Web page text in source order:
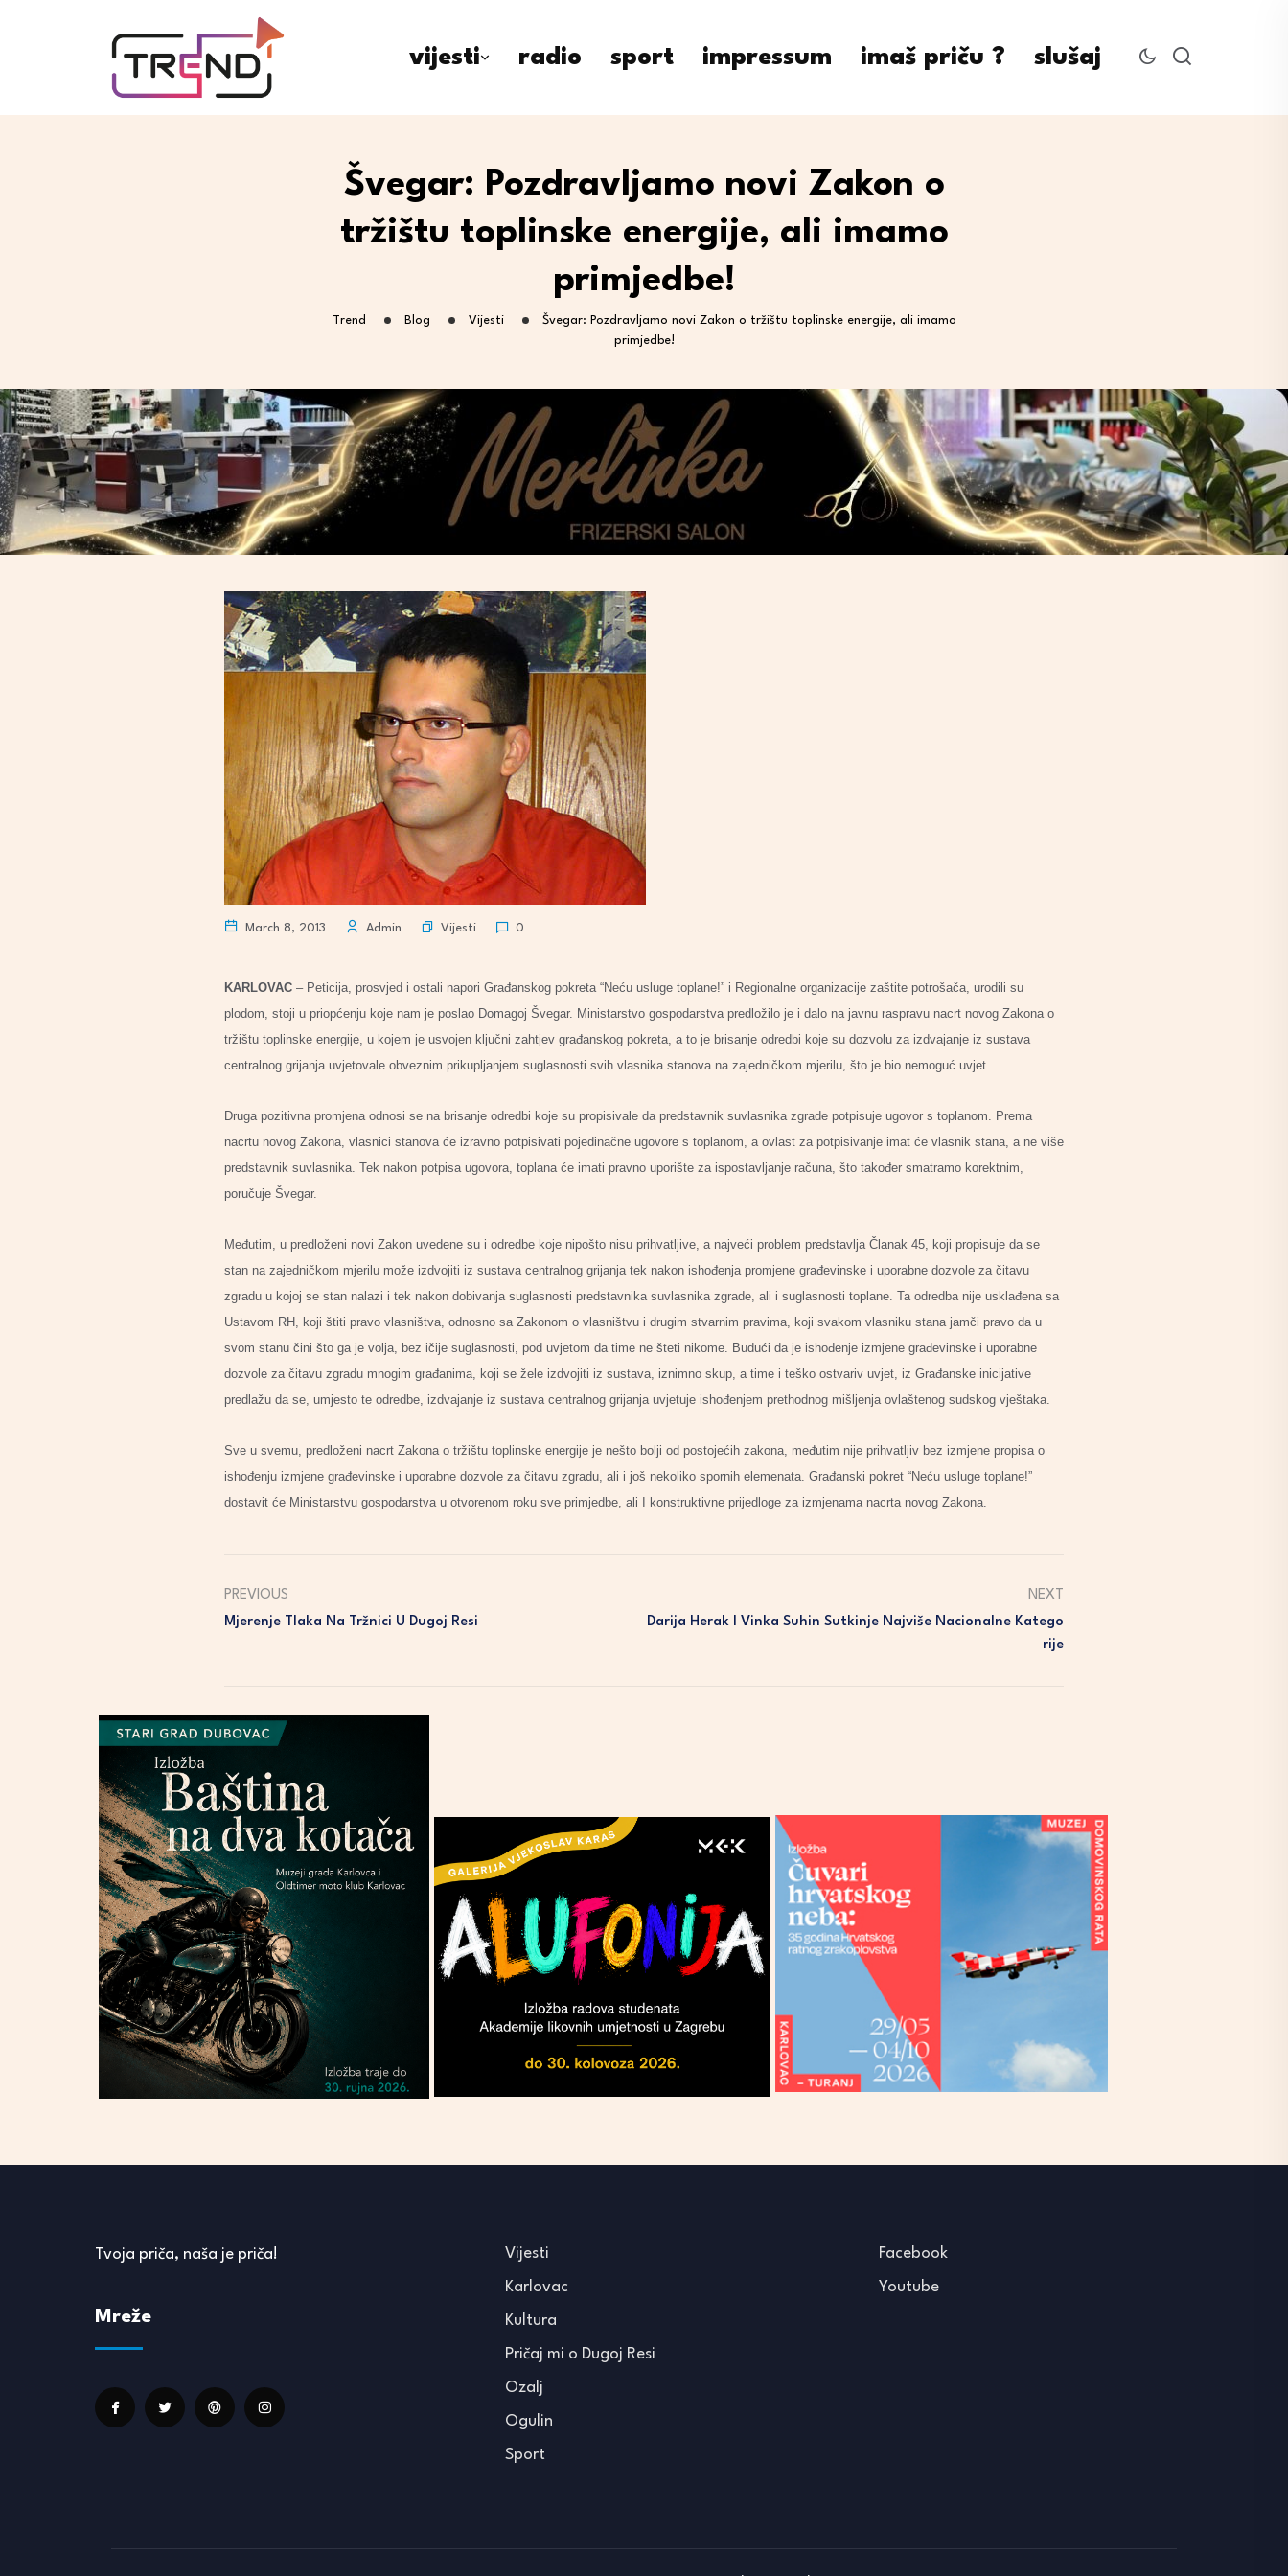
vijesti radio sport impressum imaš priču ? slušaj
Švegar: Pozdravljamo novi Zakon o
tržištu toplinske energije, ali imamo
primjedbe!
Trend Blog Vijesti
Švegar: Pozdravljamo novi Zakon o tržištu toplinske energije, ali imamo
primjedbe!
March 8, 2013 Admin Vijesti 0
KARLOVAC – Peticija, prosvjed i ostali napori Građanskog pokreta “Neću usluge toplane!” i Regionalne organizacije zaštite potrošača, urodili su
plodom, stoji u priopćenju koje nam je poslao Domagoj Švegar. Ministarstvo gospodarstva predložilo je i dalo na javnu raspravu nacrt novog Zakona o
tržištu toplinske energije, u kojem je usvojen ključni zahtjev građanskog pokreta, a to je brisanje odredbi koje su dozvolu za izdvajanje iz sustava
centralnog grijanja uvjetovale obveznim prikupljanjem suglasnosti svih vlasnika stanova na zajedničkom mjerilu, što je bio nemoguć uvjet.
Druga pozitivna promjena odnosi se na brisanje odredbi koje su propisivale da predstavnik suvlasnika zgrade potpisuje ugovor s toplanom. Prema
nacrtu novog Zakona, vlasnici stanova će izravno potpisivati pojedinačne ugovore s toplanom, a ovlast za potpisivanje imat će vlasnik stana, a ne više
predstavnik suvlasnika. Tek nakon potpisa ugovora, toplana će imati pravno uporište za ispostavljanje računa, što također smatramo korektnim,
poručuje Švegar.
Međutim, u predloženi novi Zakon uvedene su i odredbe koje nipošto nisu prihvatljive, a najveći problem predstavlja Članak 45, koji propisuje da se
stan na zajedničkom mjerilu može izdvojiti iz sustava centralnog grijanja tek nakon ishođenja promjene građevinske i uporabne dozvole za čitavu
zgradu u kojoj se stan nalazi i tek nakon dobivanja suglasnosti predstavnika suvlasnika zgrade, ali i suglasnosti toplane. Ta odredba nije usklađena sa
Ustavom RH, koji štiti pravo vlasništva, odnosno sa Zakonom o vlasništvu i drugim stvarnim pravima, koji svakom vlasniku stana jamči pravo da u
svom stanu čini što ga je volja, bez ičije suglasnosti, pod uvjetom da time ne šteti nikome. Budući da je ishođenje izmjene građevinske i uporabne
dozvole za čitavu zgradu mnogim građanima, koji se žele izdvojiti iz sustava, iznimno skup, a time i teško ostvariv uvjet, iz Građanske inicijative
predlažu da se, umjesto te odredbe, izdvajanje iz sustava centralnog grijanja uvjetuje ishođenjem prethodnog mišljenja ovlaštenog sudskog vještaka.
Sve u svemu, predloženi nacrt Zakona o tržištu toplinske energije je nešto bolji od postojećih zakona, međutim nije prihvatljiv bez izmjene propisa o
ishođenju izmjene građevinske i uporabne dozvole za čitavu zgradu, ali i još nekoliko spornih elemenata. Građanski pokret “Neću usluge toplane!”
dostavit će Ministarstvu gospodarstva u otvorenom roku sve primjedbe, ali I konstruktivne prijedloge za izmjenama nacrta novog Zakona.
PREVIOUS
Mjerenje Tlaka Na Tržnici U Dugoj Resi
NEXT
Darija Herak I Vinka Suhin Sutkinje Najviše Nacionalne Katego
Rije
Tvoja priča, naša je priča!
Mreže
Vijesti
Karlovac
Kultura
Pričaj mi o Dugoj Resi
Ozalj
Ogulin
Sport
Facebook
Youtube